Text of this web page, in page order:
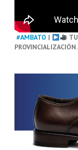
#AMBATO |